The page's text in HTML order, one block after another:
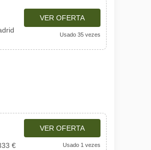
VER OFERTA
Usado 35 vezes
€
VER OFERTA
Usado 1 vezes